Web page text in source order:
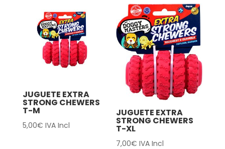
JUGUETE EXTRA
STRONG CHEWERS
T-M
5,00€ IVA Incl
JUGUETE EXTRA
STRONG CHEWERS
T-XL
7,00€ IVA Incl